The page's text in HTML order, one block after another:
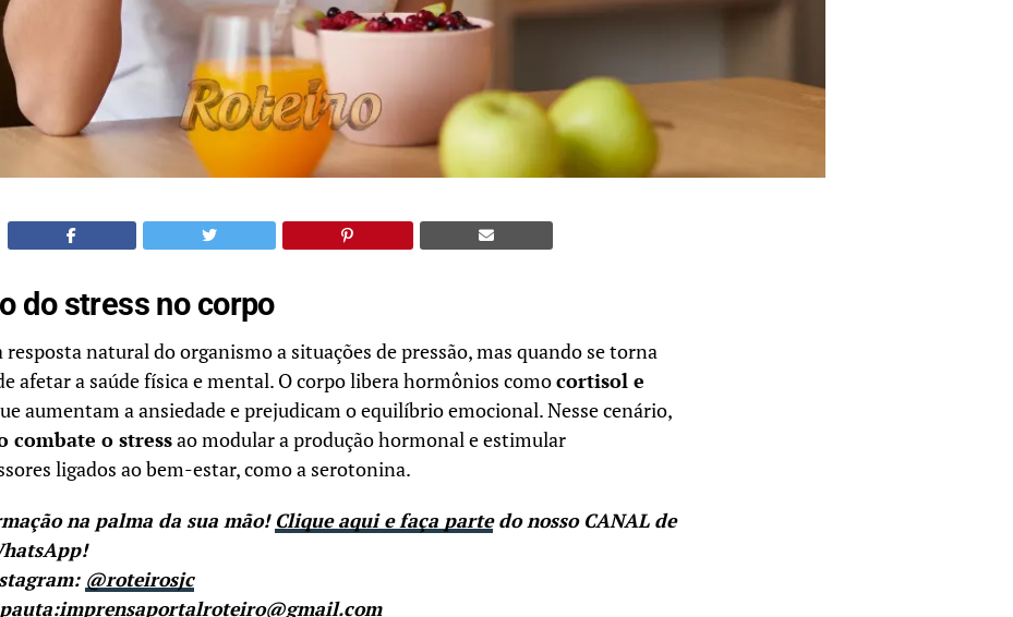
do stress no corpo
resposta natural do organismo a situações de pressão, mas quando se torna
afetar a saúde física e mental. O corpo libera hormônios comocortisol e
aumentam a ansiedade e prejudicam o equilíbrio emocional. Nesse cenário,
combate o stressao modular a produção hormonal e estimular
ligados ao bem-estar, como a serotonina.
na palma da sua mão! Clique aqui e faça partedo nosso CANAL de
@roteirosjc
imprensaportalroteiro@gmail.com